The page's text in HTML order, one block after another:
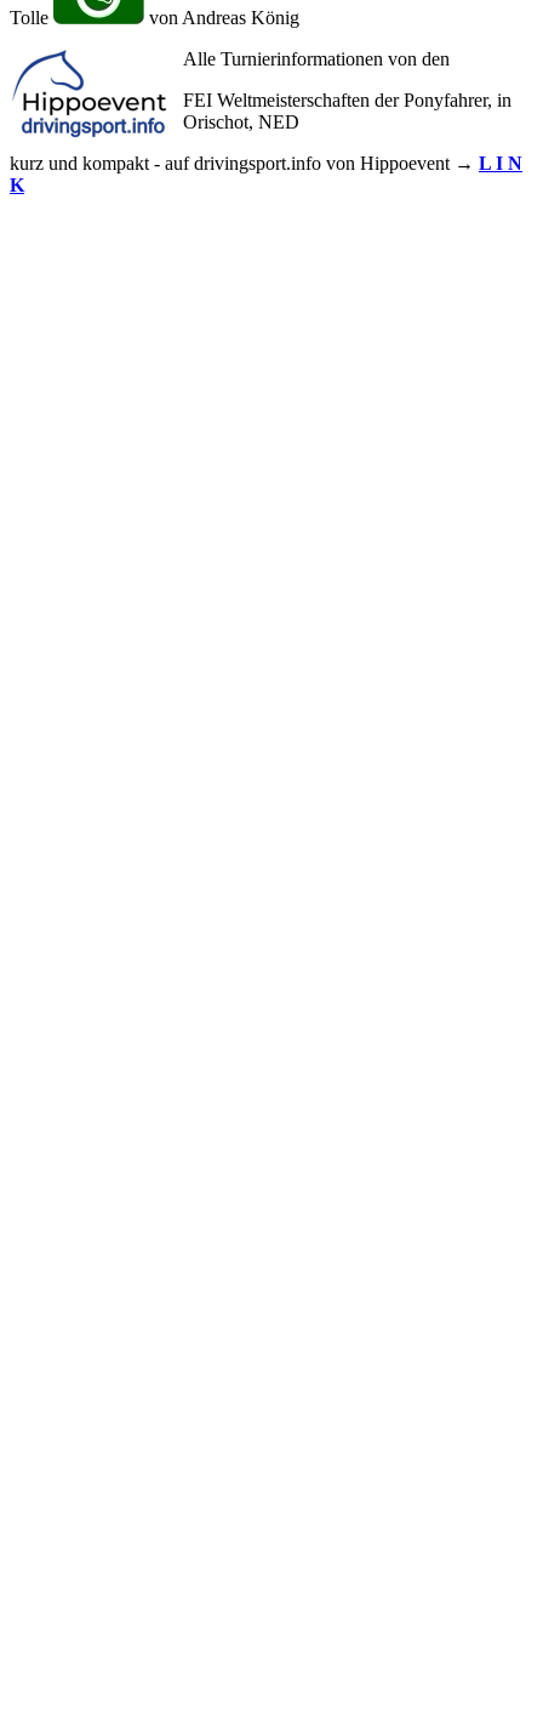
Tolle
von Andreas König
Alle Turnierinformationen von den
FEI Weltmeisterschaften der Ponyfahrer, in
Orischot, NED
kurz und kompakt - auf drivingsport.info von Hippoevent → L I N
K